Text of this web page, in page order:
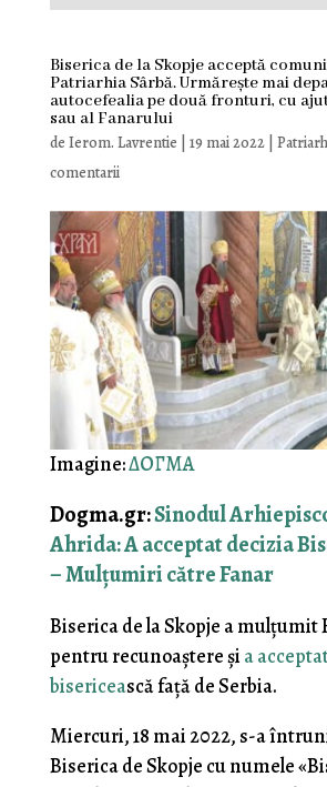
Biserica de la Skopje acceptă
Patriarhia Sârbă. Urmărește mai
autocefealia pe două fronturi, cu
sau al Fanarului
de Ierom. Lavrentie 19 mai 2022|
comentarii
Imagine:ΔΟΓΜΑ
Dogma.gr:Sinodul
Ahrida: A acceptat decizia
– Mulțumiri către Fanar
Biserica de la Skopje a mulțumit
pentru recunoaștere și a
bisericească față de Serbia.
Miercuri, 18 mai 2022, s-a
Biserica de Skopje cu numele